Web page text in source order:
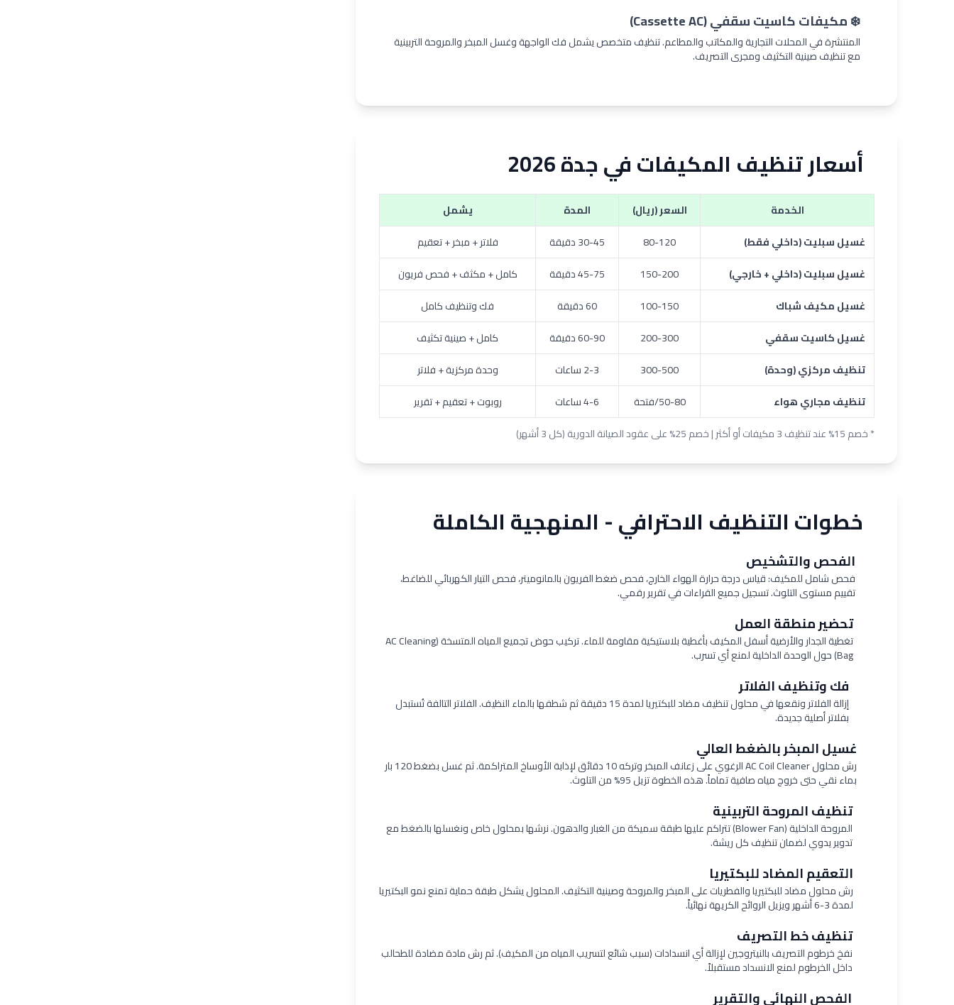
❄️ مكيفات كاسيت سقفي (Cassette AC)
المنتشرة في المحلات التجارية والمكاتب والمطاعم. تنظيف متخصص يشمل فك الواجهة وغسل المبخر والمروحة التربينية
مع تنظيف صينية التكثيف ومجرى التصريف.
أسعار تنظيف المكيفات في جدة 2026
الخدمة السعر (ريال) المدة
يشمل
غسيل سبليت (داخلي فقط)
80-120 30-45 دقيقة
فلاتر + مبخر + تعقيم
غسيل سبليت (داخلي + خارجي)
150-200 45-75 دقيقة
كامل + مكثف + فحص فريون
غسيل مكيف شباك
100-150 60 دقيقة
فك وتنظيف كامل
غسيل كاسيت سقفي
200-300 60-90 دقيقة
كامل + صينية تكثيف
تنظيف مركزي (وحدة)
300-500 2-3 ساعات
وحدة مركزية + فلاتر
تنظيف مجاري هواء
50-80/فتحة 4-6 ساعات
روبوت + تعقيم + تقرير
* خصم 15% عند تنظيف 3 مكيفات أو أكثر | خصم 25% على عقود الصيانة الدورية (كل 3 أشهر)
خطوات التنظيف الاحترافي - المنهجية الكاملة
الفحص والتشخيص
فحص شامل للمكيف: قياس درجة حرارة الهواء الخارج، فحص ضغط الفريون بالمانوميتر، فحص التيار الكهربائي للضاغط،
تقييم مستوى التلوث. تسجيل جميع القراءات في تقرير رقمي.
تحضير منطقة العمل
تغطية الجدار والأرضية أسفل المكيف بأغطية بلاستيكية مقاومة للماء. تركيب حوض تجميع المياه المتسخة (AC Cleaning
Bag) حول الوحدة الداخلية لمنع أي تسرب.
فك وتنظيف الفلاتر
إزالة الفلاتر ونقعها في محلول تنظيف مضاد للبكتيريا لمدة 15 دقيقة ثم شطفها بالماء النظيف. الفلاتر التالفة تُستبدل
بفلاتر أصلية جديدة.
غسيل المبخر بالضغط العالي
رش محلول AC Coil Cleaner الرغوي على زعانف المبخر وتركه 10 دقائق لإذابة الأوساخ المتراكمة. ثم غسل بضغط 120 بار
بماء نقي حتى خروج مياه صافية تماماً. هذه الخطوة تزيل 95% من التلوث.
تنظيف المروحة التربينية
المروحة الداخلية (Blower Fan) تتراكم عليها طبقة سميكة من الغبار والدهون. نرشها بمحلول خاص ونغسلها بالضغط مع
تدوير يدوي لضمان تنظيف كل ريشة.
التعقيم المضاد للبكتيريا
رش محلول مضاد للبكتيريا والفطريات على المبخر والمروحة وصينية التكثيف. المحلول يشكل طبقة حماية تمنع نمو البكتيريا
لمدة 3-6 أشهر ويزيل الروائح الكريهة نهائياً.
تنظيف خط التصريف
نفخ خرطوم التصريف بالنيتروجين لإزالة أي انسدادات (سبب شائع لتسريب المياه من المكيف). ثم رش مادة مضادة للطحالب
داخل الخرطوم لمنع الانسداد مستقبلاً.
الفحص النهائي والتقرير